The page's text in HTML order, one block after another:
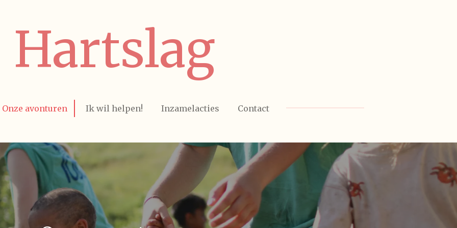
Hartslag
Onze avonturen Ik wil helpen! Inzamelacties Contact